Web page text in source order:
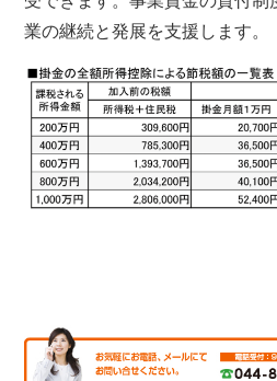
業の継続と発展を支援します。